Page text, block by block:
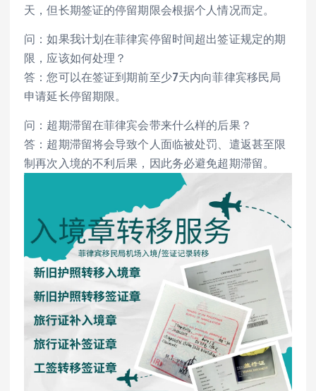
天，但长期签证的停留期限会根据个人情况而定。
问：如果我计划在菲律宾停留时间超出签证规定的期
限，应该如何处理？
答：您可以在签证到期前至少7天内向菲律宾移民局
申请延长停留期限。
问：超期滞留在菲律宾会带来什么样的后果？
答：超期滞留将会导致个人面临被处罚、遣返甚至限
制再次入境的不利后果，因此务必避免超期滞留。